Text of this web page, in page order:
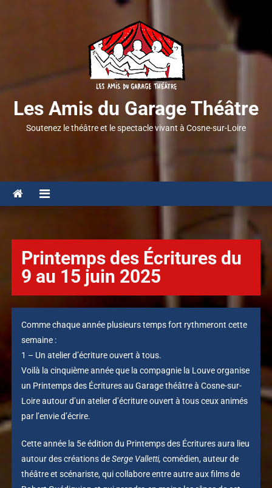
Les Amis du Garage Théâtre
Soutenez le théâtre et le spectacle vivant à Cosne-sur-Loire
Printemps des Écritures du
9 au 15 juin 2025
Comme chaque année plusieurs temps fort rythmeront cette
semaine :
1 – Un atelier d’écriture ouvert à tous.
Voilà la cinquième année que la compagnie la Louve organise
un Printemps des Écritures au Garage théâtre à Cosne-sur-
Loire autour d’un atelier d’écriture ouvert à tous ceux animés
par l’envie d’écrire.
Cette année la 5e édition du Printemps des Écritures aura lieu
autour des créations deSerge Valletti, comédien, auteur de
théâtre et scénariste, qui collabore entre autre aux films de